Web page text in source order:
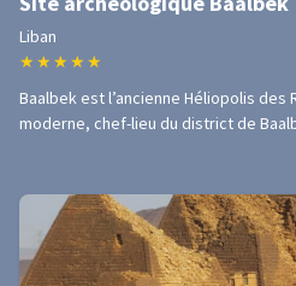
Liban
★ ★ ★ ★ ★
Baalbek est l’ancienne Héliopolis des
moderne, chef-lieu du district de